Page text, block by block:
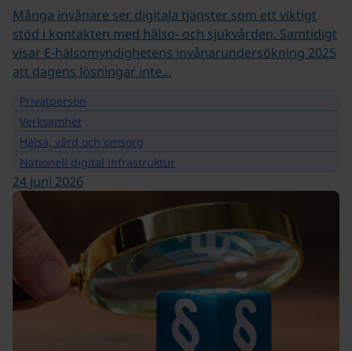
Många invånare ser digitala tjänster som ett viktigt
stöd i kontakten med hälso‑ och sjukvården. Samtidigt
visar E‑hälsomyndighetens invånarundersökning 2025
att dagens lösningar inte...
Privatperson
Verksamhet
Hälsa, vård och omsorg
Nationell digital infrastruktur
24 juni 2026